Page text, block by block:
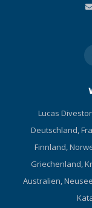
Lucas
Deutschland,
Finnland,
Griechenland,
Australien,